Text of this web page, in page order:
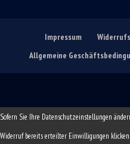
Impressum
Allgemeine
Sofern Sie Ihre Datenschutzeinstellungen
Widerruf bereits erteilter Einwilligungen